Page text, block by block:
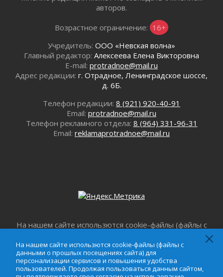
Айда на пляж!
01 августа 2026
Один в поле — не воин
Пик топливного кризиса в регионе прошёл
О мужестве, долге и стойкости
Ленинградцы — бойцам «Барс-Ленинградец»
31 июля 2026
Правила для жизни
С рабочим визитом
В Шлиссельбурге прошла акция «Белый
кораблик Памяти»
31 июля 2026
авторов.
Возрастное ограничение: 16+
Учредитель: ООО «Невская волна»
Главный редактор: Алексеева Елена Викторовна
E-mail: protradnoe@mail.ru
Адрес редакции: г. Отрадное, Ленинградское шоссе,
д. 6Б.
Телефон редакции: 8 (921) 920-40-91
Email: protradnoe@mail.ru
Телефон рекламного отдела: 8 (964) 331-96-31
Email: reklamaprotradnoe@mail.ru
На нашем сайте использются cookie-файлы (файлы с
персонализации сервисов и повышения удобства
пользователей. Продолжая пользоваться данным
сайтом, вы подтверждаете свое согласие на
использование файлов cookie в соответствии с
На нашем сайте использются cookie-файлы (файлы с
данными о прошлых посещениях сайта) для
персонализации сервисов и повышения удобства
пользователей. Продолжая пользоваться данным сайтом,